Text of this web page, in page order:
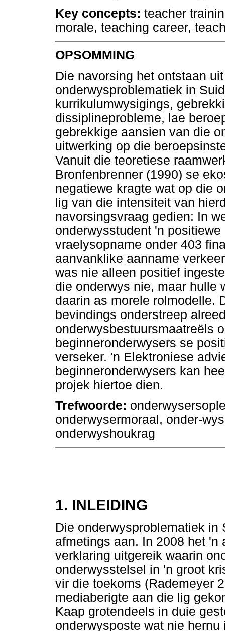
Key concepts: teacher
morale, teaching career,
OPSOMMING
Die navorsing het ontstaan
onderwysproblematiek in
kurrikulumwysigings,
dissiplineprobleme, lae
gebrekkige aansien van die
uitwerking op die
Vanuit die teoretiese
Bronfenbrenner (1990) se
negatiewe kragte wat op die
lig van die intensiteit van
navorsingsvraag gedien: In
onderwysstudent 'n
vraelysopname onder 403
aanvanklike aanname
was nie alleen positief
die onderwys nie, maar hulle
daarin as morele rolmodelle.
bevindings onderstreep
onderwysbestuursmaatreëls
beginneronderwysers se
verseker. 'n Elektroniese
beginneronderwysers kan
projek hiertoe dien.
Trefwoorde:
onderwysermoraal, onder-
onderwyshoukrag
1. INLEIDING
Die onderwysproblematiek
afmetings aan. In 2008 het
verklaring uitgereik waarin
onderwysstelsel in 'n groot
vir die toekoms (Rademeyer
mediaberigte aan die lig
Kaap grotendeels in duie
onderwysposte wat nie